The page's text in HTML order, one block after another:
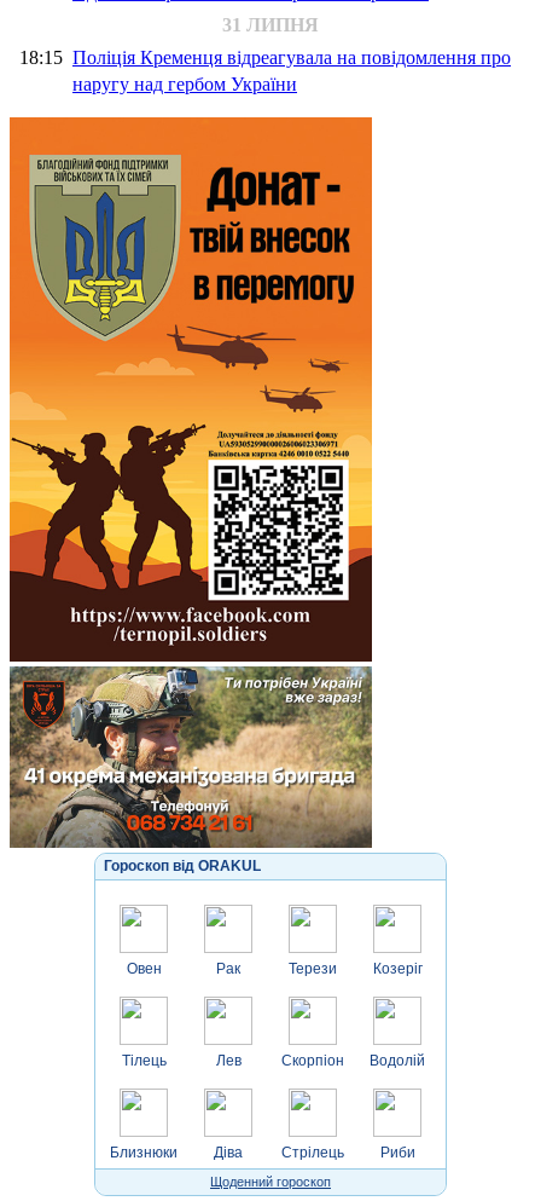
31 ЛИПНЯ
18:15 Поліція Кременця відреагувала на повідомлення про
наругу над гербом України
Гороскоп від ORAKUL
Овен
Тілець
Близнюки
Рак
Лев
Діва
Терези
Скорпіон
Стрілець
Козеріг
Водолій
Риби
Щоденний гороскоп